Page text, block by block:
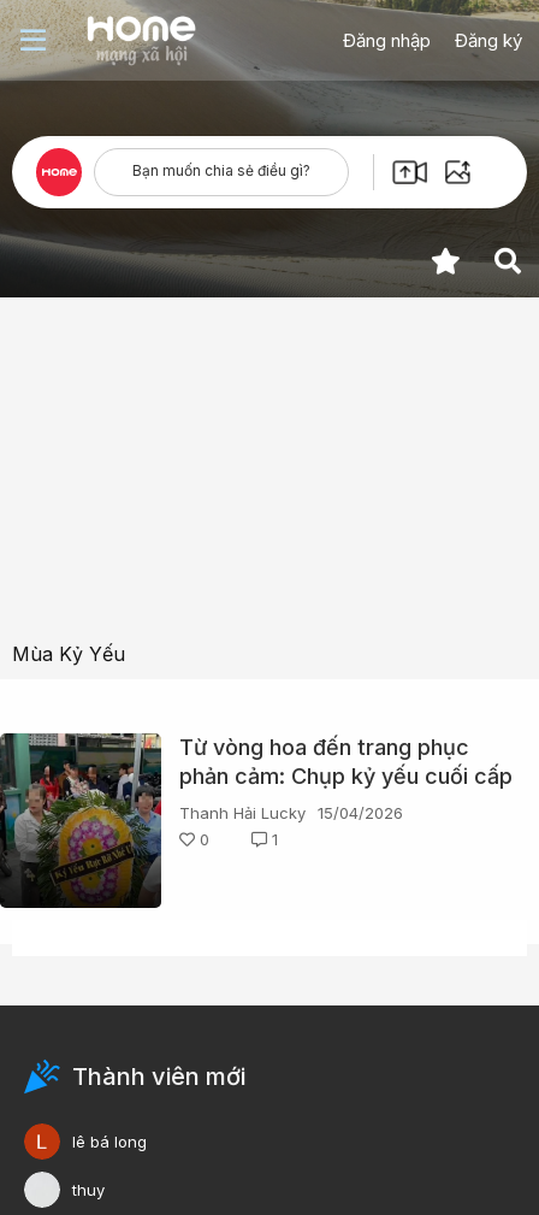
Đăng nhập Đăng ký
Bạn muốn chia sẻ điều gì?
Mùa Kỷ Yếu
Từ vòng hoa đến trang phục
phản cảm: Chụp kỷ yếu cuối cấp
hay la trơi chội?
Thanh Hải Lucky
15/04/2026
0
1
Thành viên mới
lê bá long
thuy